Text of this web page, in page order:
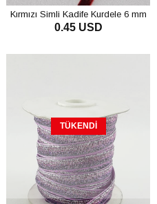
Kırmızı Simli Kadife Kurdele 6 mm
0.45 USD
TÜKENDI